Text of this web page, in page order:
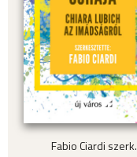
Fabio Ciardi szerk.